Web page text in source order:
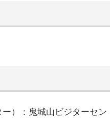
）：鬼城山ビジターセン